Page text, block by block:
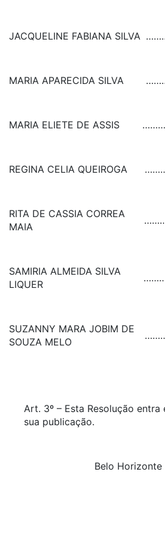
JACQUELINE FABIANA SILVA
MARIA APARECIDA SILVA
MARIA ELIETE DE ASSIS
REGINA CELIA QUEIROGA
RITA DE CASSIA CORREA
MAIA
SAMIRIA ALMEIDA SILVA
LIQUER
SUZANNY MARA JOBIM DE
SOUZA MELO
Art. 3º – Esta Resolução
sua publicação.
Belo Horizonte